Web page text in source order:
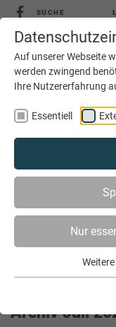
Auf unserer Webseite
werden zwingend
Ihre Nutzererfahrung
Essentiell
Nur
SUCHE
Archiv Juli